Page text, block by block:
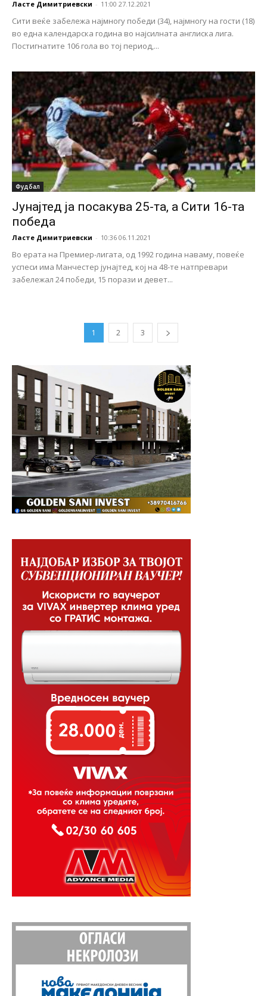
Ласте Димитриевски - 11:00 27.12.2021
Сити веќе забележа најмногу победи (34), најмногу на гости (18)
во една календарска година во најсилната англиска лига.
Постигнатите 106 гола во тој период,...
Фудбал
Јунајтед ја посакува 25-та, а Сити 16-та
победа
Ласте Димитриевски - 10:36 06.11.2021
Во ерата на Премиер-лигата, од 1992 година наваму, повеќе
успеси има Манчестер јунајтед, кој на 48-те натпревари
забележал 24 победи, 15 порази и девет...
1 2 3